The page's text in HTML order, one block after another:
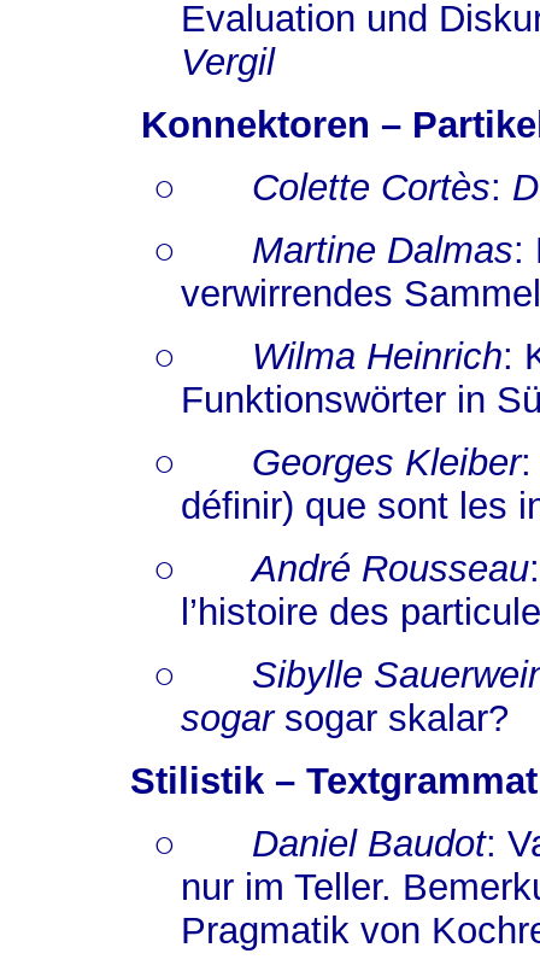
Evaluation und
Vergil
Konnektoren –
○
Colette Cortès:
○
Martine Dalmas:
verwirrendes
○
Wilma Heinrich:
Funktionswörter in
○
Georges Kleiber:
définir) que sont les
○
André Rousseau
l’histoire des
○
Sibylle
sogar sogar skalar?
Stilistik –
○
Daniel Baudot:
nur im Teller.
Pragmatik von